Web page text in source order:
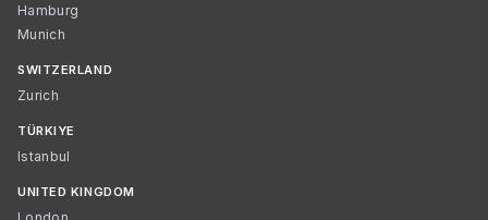
Hamburg
Munich
SWITZERLAND
Zurich
TÜRKIYE
Istanbul
UNITED KINGDOM